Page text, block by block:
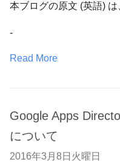
本ブログの原文 (英語) は
-
Read More
Google Apps
について
2016年3月8日火曜日